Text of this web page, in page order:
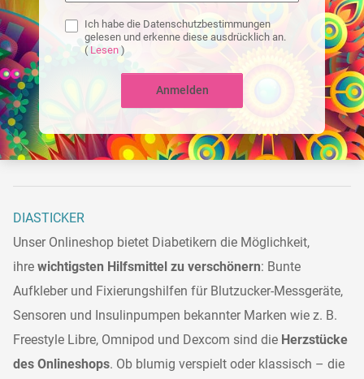
Ich habe die Datenschutzbestimmungen
gelesen und erkenne diese ausdrücklich an.
( Lesen )
Anmelden
DIASTICKER
Unser Onlineshop bietet Diabetikern die Möglichkeit,
ihre wichtigsten Hilfsmittel zu verschönern: Bunte
Aufkleber und Fixierungshilfen für Blutzucker-Messgeräte,
Sensoren und Insulinpumpen bekannter Marken wie z. B.
Freestyle Libre, Omnipod und Dexcom sind die Herzstücke
des Onlineshops. Ob blumig verspielt oder klassisch – die